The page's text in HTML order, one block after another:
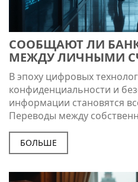
СООБЩАЮТ ЛИ
МЕЖДУ ЛИЧНЫМИ
РОССИИ?
В эпоху цифровых
конфиденциальности и
информации становятся
Переводы между
вызывать волнения:
кто может быть
разберём, как на самом
БОЛЬШЕ